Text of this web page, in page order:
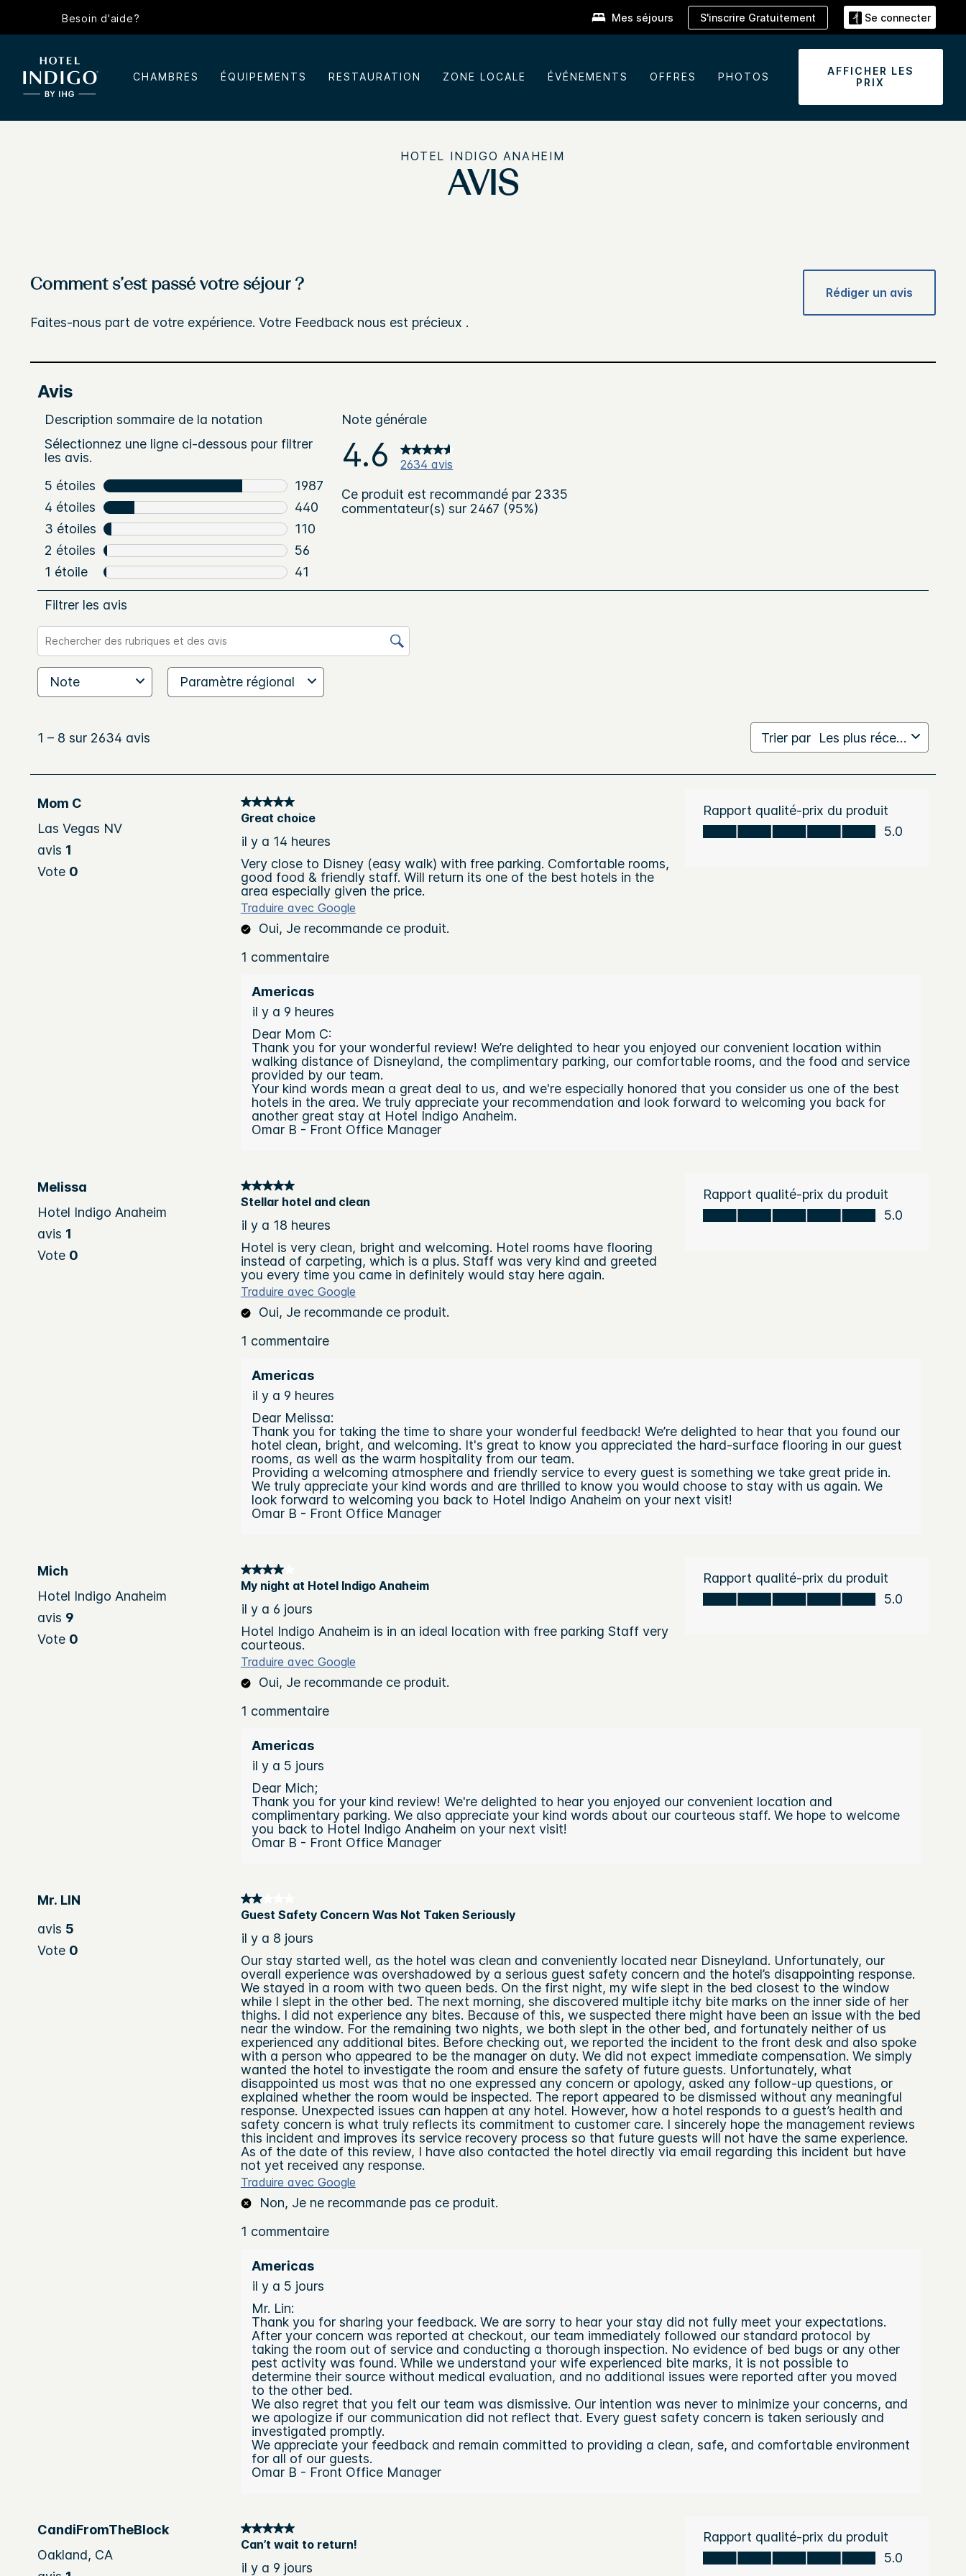
Besoin d'aide? Mes séjours S'inscrire Gratuitement Se connecter
CHAMBRES ÉQUIPEMENTS RESTAURATION ZONE LOCALE ÉVÉNEMENTS OFFRES PHOTOS
AFFICHER LES
PRIX
HOTEL INDIGO ANAHEIM
AVIS
Comment s’est passé votre séjour ?
Faites-nous part de votre expérience. Votre Feedback nous est précieux .
Rédiger un avis